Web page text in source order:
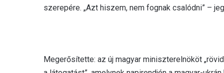
szerepére. „Azt hiszem, nem fognak csalódni” –
Megerősítette: az új magyar miniszterelnököt